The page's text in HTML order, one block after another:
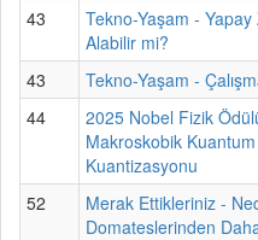
43
Tekno-Yaşam -
Alabilir mi?
43
Tekno-Yaşam -
44
2025 Nobel Fizik
Makroskobik
Kuantizasyonu
52
Merak Ettikleriniz -
Domateslerinden